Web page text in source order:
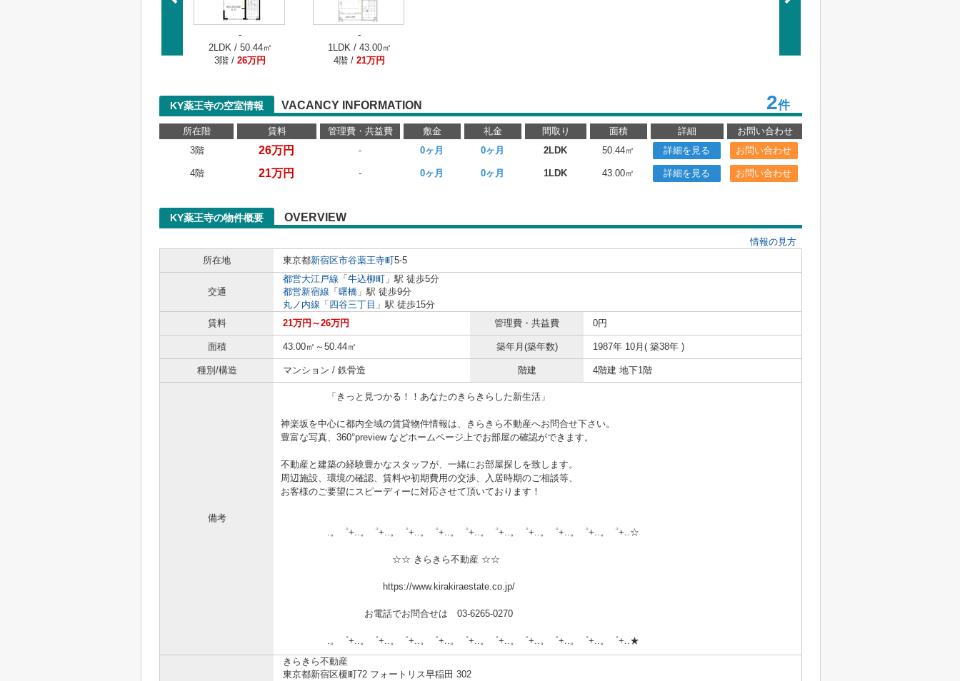
-
2LDK / 50.44㎡
3階 / 26万円
-
1LDK / 43.00㎡
4階 / 21万円
KY薬王寺の空室情報 VACANCY INFORMATION 2件
所在階 賃料 管理費・共益費 敷金 礼金 間取り 面積 詳細
お問い合わせ
3階
26万円 - 0ヶ月 0ヶ月 2LDK 50.44㎡ 詳細を見る お問い合わせ
4階 21万円 - 0ヶ月 0ヶ月 1LDK 43.00㎡ 詳細を見る お問い合わせ
KY薬王寺の物件概要 OVERVIEW
情報の見方
所在地
東京都新宿区市谷薬王寺町5-5
交通
都営大江戸線 「 牛込柳町 」駅 徒歩5分
都営新宿線 「 曙橋 」駅 徒歩9分
丸ノ内線 「 四谷三丁目 」駅 徒歩15分
賃料
21万円～26万円 管理費・共益費 0円
面積 43.00㎡～50.44㎡ 築年月(築年数) 1987年 10月( 築38年 )
種別/構造 マンション / 鉄骨造 階建 4階建 地下1階
備考
「きっと見つかる！！あなたのきらきらした新生活」
神楽坂を中心に都内全域の賃貸物件情報は、きらきら不動産へお問合せ下さい。
豊富な写真、360°preview などホームページ上でお部屋の確認ができます。
不動産と建築の経験豊かなスタッフが、一緒にお部屋探しを致します。
周辺施設、環境の確認、賃料や初期費用の交渉、入居時期のご相談等、
お客様のご要望にスピーディーに対応させて頂いております！
.。゜+..。゜+..。゜+..。゜+..。゜+..。゜+..。゜+..。゜+..。゜+..。゜+..☆
☆☆ きらきら不動産 ☆☆
https://www.kirakiraestate.co.jp/
お電話でお問合せは 03-6265-0270
.。゜+..。゜+..。゜+..。゜+..。゜+..。゜+..。゜+..。゜+..。゜+..。゜+..★
きらきら不動産
東京都新宿区榎町72 フォートリス早稲田 302